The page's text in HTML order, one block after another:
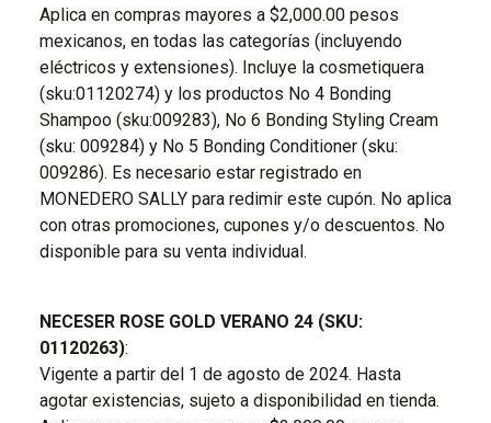
Aplica en compras mayores a $2,000.00 pesos
mexicanos, en todas las categorías (incluyendo
eléctricos y extensiones). Incluye la cosmetiquera
(sku:01120274) y los productos No 4 Bonding
Shampoo (sku:009283), No 6 Bonding Styling Cream
(sku: 009284) y No 5 Bonding Conditioner (sku:
009286). Es necesario estar registrado en
MONEDERO SALLY para redimir este cupón. No aplica
con otras promociones, cupones y/o descuentos. No
disponible para su venta individual.
NECESER ROSE GOLD VERANO 24 (SKU:
01120263):
Vigente a partir del 1 de agosto de 2024. Hasta
agotar existencias, sujeto a disponibilidad en tienda.